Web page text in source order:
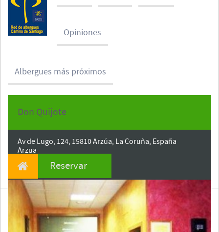
Opiniones
Albergues más próximos
Fecha de entrada
Reservar
Don Quijote
Av de Lugo, 124, 15810 Arzúa, La Coruña, España
Arzua
CP 15810
La Coruña